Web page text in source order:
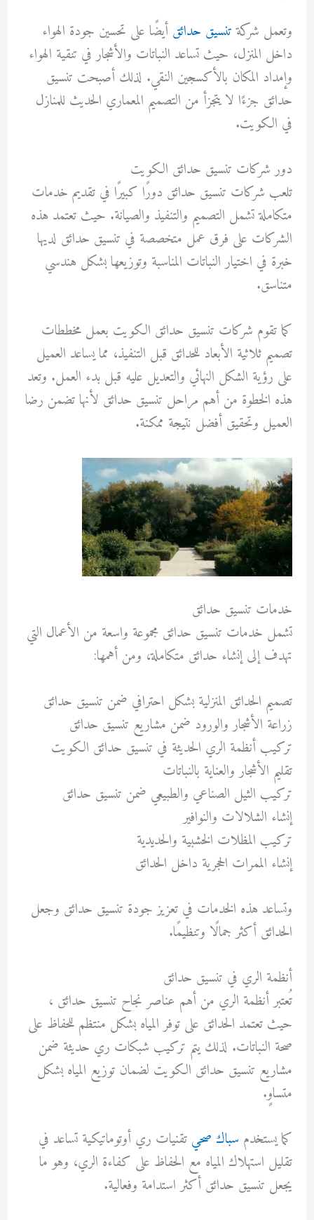
وتعمل شركة تنسيق حدائق أيضًا على تحسين جودة الهواء
داخل المنزل، حيث تساعد النباتات والأشجار في تنقية الهواء
وإمداد المكان بالأكسجين النقي. لذلك أصبحت تنسيق
حدائق جزءًا لا يتجزأ من التصميم المعماري الحديث للمنازل
في الكويت.
دور شركات تنسيق حدائق الكويت
تلعب شركات تنسيق حدائق دورًا كبيرًا في تقديم خدمات
متكاملة تشمل التصميم والتنفيذ والصيانة. حيث تعتمد هذه
الشركات على فرق عمل متخصصة في تنسيق حدائق لديها
خبرة في اختيار النباتات المناسبة وتوزيعها بشكل هندسي
متناسق.
كما تقوم شركات تنسيق حدائق الكويت بعمل مخططات
تصميم ثلاثية الأبعاد للحدائق قبل التنفيذ، مما يساعد العميل
على رؤية الشكل النهائي والتعديل عليه قبل بدء العمل. وتعد
هذه الخطوة من أهم مراحل تنسيق حدائق لأنها تضمن رضا
العميل وتحقيق أفضل نتيجة ممكنة.
خدمات تنسيق حدائق
تشمل خدمات تنسيق حدائق مجموعة واسعة من الأعمال التي
تهدف إلى إنشاء حدائق متكاملة، ومن أهمها:
تصميم الحدائق المنزلية بشكل احترافي ضمن تنسيق حدائق
زراعة الأشجار والورود ضمن مشاريع تنسيق حدائق
تركيب أنظمة الري الحديثة في تنسيق حدائق الكويت
تقليم الأشجار والعناية بالنباتات
تركيب الثيل الصناعي والطبيعي ضمن تنسيق حدائق
إنشاء الشلالات والنوافير
تركيب المظلات الخشبية والحديدية
إنشاء الممرات الحجرية داخل الحدائق
وتساعد هذه الخدمات في تعزيز جودة تنسيق حدائق وجعل
الحدائق أكثر جمالًا وتنظيمًا.
أنظمة الري في تنسيق حدائق
تُعتبر أنظمة الري من أهم عناصر نجاح تنسيق حدائق ،
حيث تعتمد الحدائق على توفر المياه بشكل منتظم للحفاظ على
صحة النباتات. لذلك يتم تركيب شبكات ري حديثة ضمن
مشاريع تنسيق حدائق الكويت لضمان توزيع المياه بشكل
متساوٍ.
كما يستخدم سباك صحي تقنيات ري أوتوماتيكية تساعد في
تقليل استهلاك المياه مع الحفاظ على كفاءة الري، وهو ما
يجعل تنسيق حدائق أكثر استدامة وفعالية.